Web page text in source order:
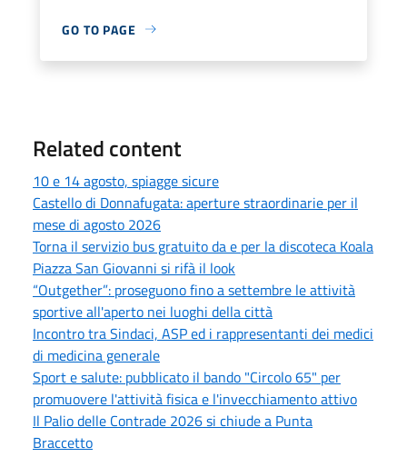
GO TO PAGE
Related content
10 e 14 agosto, spiagge sicure
Castello di Donnafugata: aperture straordinarie per il
mese di agosto 2026
Torna il servizio bus gratuito da e per la discoteca Koala
Piazza San Giovanni si rifà il look
“Outgether”: proseguono fino a settembre le attività
sportive all'aperto nei luoghi della città
Incontro tra Sindaci, ASP ed i rappresentanti dei medici
di medicina generale
Sport e salute: pubblicato il bando "Circolo 65" per
promuovere l'attività fisica e l'invecchiamento attivo
Il Palio delle Contrade 2026 si chiude a Punta
Braccetto